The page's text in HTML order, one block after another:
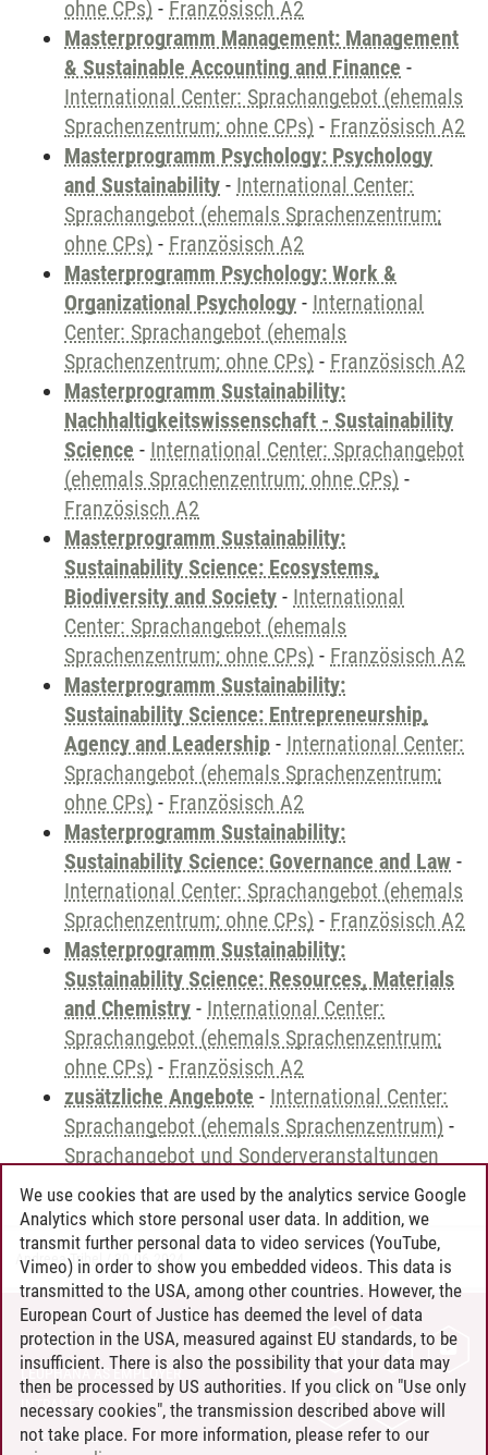
ohne CPs) - Französisch A2
Masterprogramm Management: Management
& Sustainable Accounting and Finance -
International Center: Sprachangebot (ehemals
Sprachenzentrum; ohne CPs) - Französisch A2
Masterprogramm Psychology: Psychology
and Sustainability - International Center:
Sprachangebot (ehemals Sprachenzentrum;
ohne CPs) - Französisch A2
Masterprogramm Psychology: Work &
Organizational Psychology - International
Center: Sprachangebot (ehemals
Sprachenzentrum; ohne CPs) - Französisch A2
Masterprogramm Sustainability:
Nachhaltigkeitswissenschaft - Sustainability
Science - International Center: Sprachangebot
(ehemals Sprachenzentrum; ohne CPs) -
Französisch A2
Masterprogramm Sustainability:
Sustainability Science: Ecosystems,
Biodiversity and Society - International
Center: Sprachangebot (ehemals
Sprachenzentrum; ohne CPs) - Französisch A2
Masterprogramm Sustainability:
Sustainability Science: Entrepreneurship,
Agency and Leadership - International Center:
Sprachangebot (ehemals Sprachenzentrum;
ohne CPs) - Französisch A2
Masterprogramm Sustainability:
Sustainability Science: Governance and Law -
International Center: Sprachangebot (ehemals
Sprachenzentrum; ohne CPs) - Französisch A2
Masterprogramm Sustainability:
Sustainability Science: Resources, Materials
and Chemistry - International Center:
Sprachangebot (ehemals Sprachenzentrum;
ohne CPs) - Französisch A2
zusätzliche Angebote - International Center:
Sprachangebot (ehemals Sprachenzentrum) -
Sprachangebot und Sonderveranstaltungen
Andreea Tribel 30.06.2024
CONTACT
LEUPHANA AS EMPLOYER
INTRANET
SITE NOTICE
We use cookies that are used by the analytics service Google
Analytics which store personal user data. In addition, we
transmit further personal data to video services (YouTube,
Vimeo) in order to show you embedded videos. This data is
transmitted to the USA, among other countries. However, the
European Court of Justice has deemed the level of data
protection in the USA, measured against EU standards, to be
insufficient. There is also the possibility that your data may
then be processed by US authorities. If you click on "Use only
necessary cookies", the transmission described above will
not take place. For more information, please refer to our